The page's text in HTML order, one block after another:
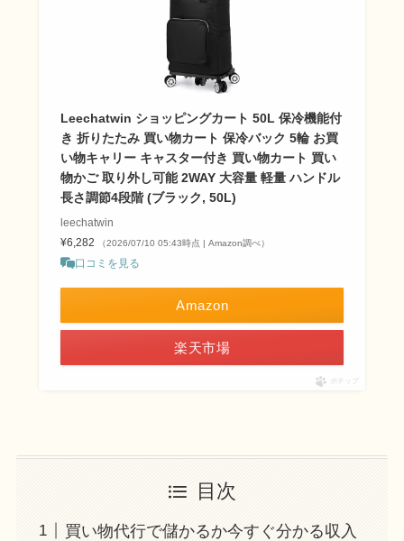
Leechatwin ショッピングカート 50L 保冷機能付
き 折りたたみ 買い物カート 保冷バック 5輪 お買
い物キャリー キャスター付き 買い物カート 買い
物かご 取り外し可能 2WAY 大容量 軽量 ハンドル
長さ調節4段階 (ブラック, 50L)
leechatwin
¥6,282
（2026/07/10 05:43時点 | Amazon調べ）
口コミを見る
Amazon
楽天市場
ポチップ
目次
買い物代行で儲かるか今すぐ分かる収入